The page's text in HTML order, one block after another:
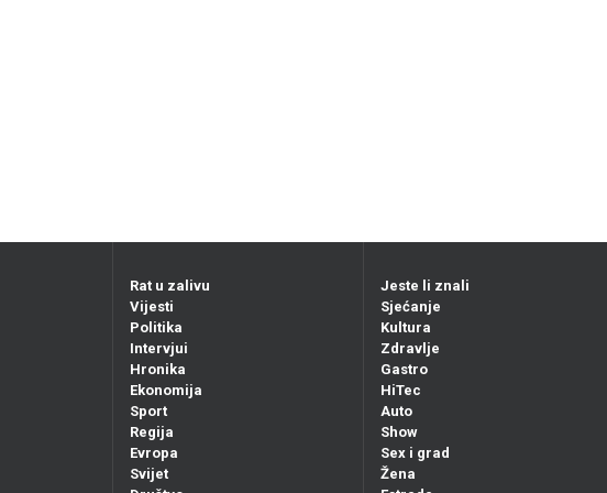
Rat u zalivu
Vijesti
Politika
Intervjui
Hronika
Ekonomija
Sport
Regija
Evropa
Svijet
Jeste li znali
Sjećanje
Kultura
Zdravlje
Gastro
HiTec
Auto
Show
Sex i grad
Žena